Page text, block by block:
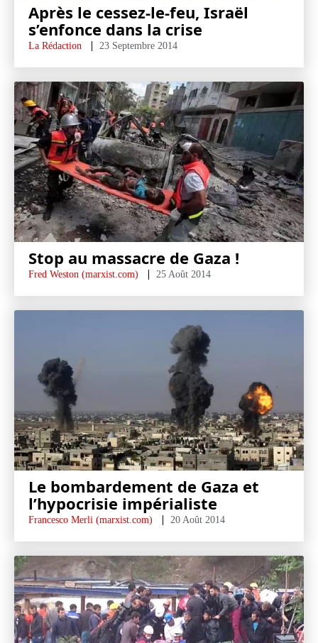
Après le cessez-le-feu, Israël
s’enfonce dans la crise
La Rédaction 23 Septembre 2014
Stop au massacre de Gaza !
Fred Weston (marxist.com) 25 Août 2014
Le bombardement de Gaza et
l’hypocrisie impérialiste
Francesco Merli (marxist.com) 20 Août 2014